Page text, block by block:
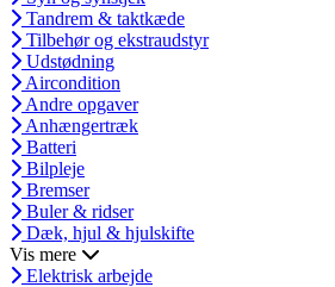
Tandrem & taktkæde
Tilbehør og ekstraudstyr
Udstødning
Aircondition
Andre opgaver
Anhængertræk
Batteri
Bilpleje
Bremser
Buler & ridser
Dæk, hjul & hjulskifte
Vis mere
Elektrisk arbejde